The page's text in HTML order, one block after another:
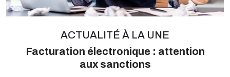
ACTUALITÉ À LA UNE
Facturation électronique : attention
aux sanctions